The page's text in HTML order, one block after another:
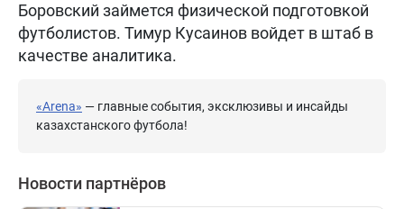
Боровский займется физической подготовкой
футболистов. Тимур Кусаинов войдет в штаб в
качестве аналитика.
«Arena» — главные события, эксклюзивы и инсайды
казахстанского футбола!